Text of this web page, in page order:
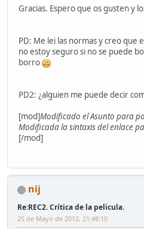
Gracias. Espero que os gusten y
PD: Me lei las normas y creo que
no estoy seguro si no se puede
borro
PD2: ¿alguien me puede decir
[mod]Modificado el Asunto para
Modificada la sintaxis del enlace
[/mod]
nij
Re:REC2. Crítica de la pelicula.
25 de Mayo de 2012, 21:49:10